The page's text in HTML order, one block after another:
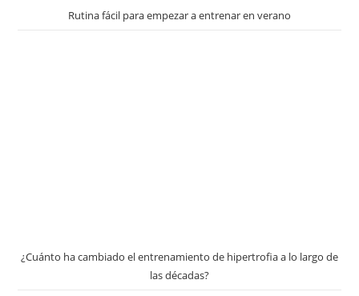
Rutina fácil para empezar a entrenar en verano
¿Cuánto ha cambiado el entrenamiento de hipertrofia a lo largo de
las décadas?